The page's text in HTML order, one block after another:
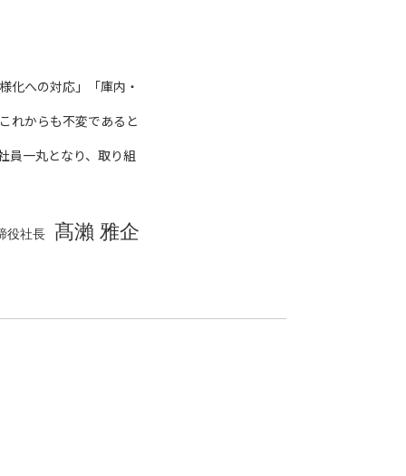
化への対応」「庫内・
れからも不変であると
員一丸となり、取り組
役社長 髙瀨 雅企